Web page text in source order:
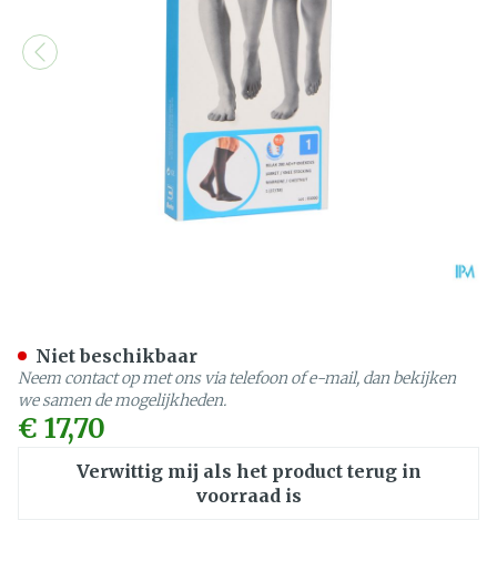
€ 17,70
Verwittig mij als het product terug in
voorraad is
Niet beschikbaar
Neem contact op met ons via telefoon of e-mail, dan bekijken
we samen de mogelijkheden.